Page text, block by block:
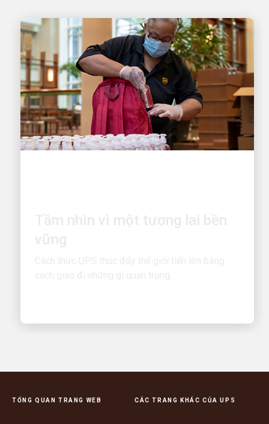
TỔNG QUAN TRANG WEB CÁC TRANG KHÁC CỦA UPS